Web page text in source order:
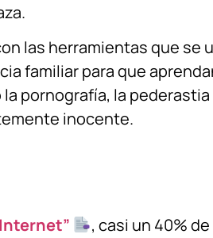
las herramientas que se
familiar para que
la pornografía, la
inocente.
, casi un 40%